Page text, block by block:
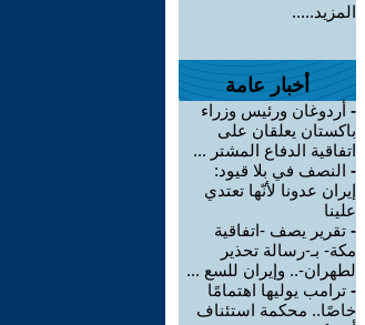
المزيد.....
أخبار عامة
- أردوغان ورئيس وزراء
باكستان يعلقان على
اتفاقية الدفاع المشتر ...
- النصف في بلا قيود:
إيران عدونا لأنّها تعتدي
علينا
- تقرير يصف -اتفاقية
مكة- بـ-رسالة تحذير
لطهران-.. وإيران للسع ...
- ترامب يوليها اهتمامًا
خاصًا.. محكمة استئناف